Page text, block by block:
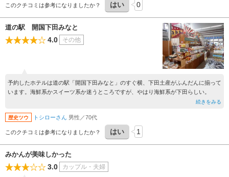
このクチコミは参考になりましたか？ はい 0
道の駅 開国下田みなと
4.0 その他
予約したホテルは道の駅「開国下田みなと」のすぐ横、下田土産がふんだんに揃って
います。海鮮系かスイーツ系か迷うところですが、やはり海鮮系が下田らしい。
続きをみる
歴史ツウ トシローさん 男性／70代
このクチコミは参考になりましたか？ はい 1
みかんが美味しかった
3.0 カップル・夫婦